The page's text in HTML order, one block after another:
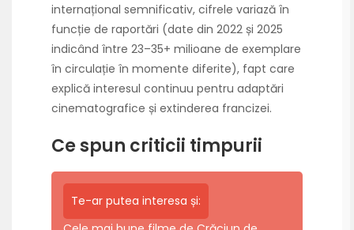
internațional semnificativ, cifrele variază în
funcție de raportări (date din 2022 și 2025
indicând între 23–35+ milioane de exemplare
în circulație în momente diferite), fapt care
explică interesul continuu pentru adaptări
cinematografice și extinderea francizei.
Ce spun criticii timpurii
Te-ar putea interesa și: